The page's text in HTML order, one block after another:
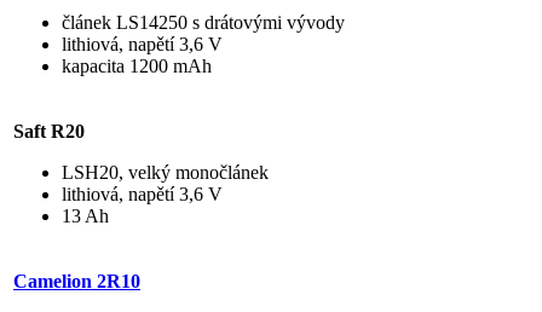
článek LS14250 s drátovými vývody
lithiová, napětí 3,6 V
kapacita 1200 mAh
Saft R20
LSH20, velký monočlánek
lithiová, napětí 3,6 V
13 Ah
Camelion 2R10